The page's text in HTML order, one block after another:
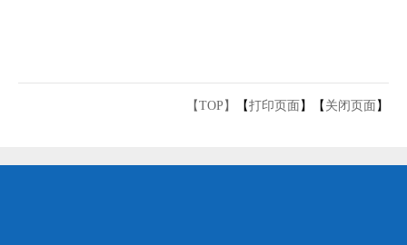
【TOP】 【打印页面 】【 关闭页面 】